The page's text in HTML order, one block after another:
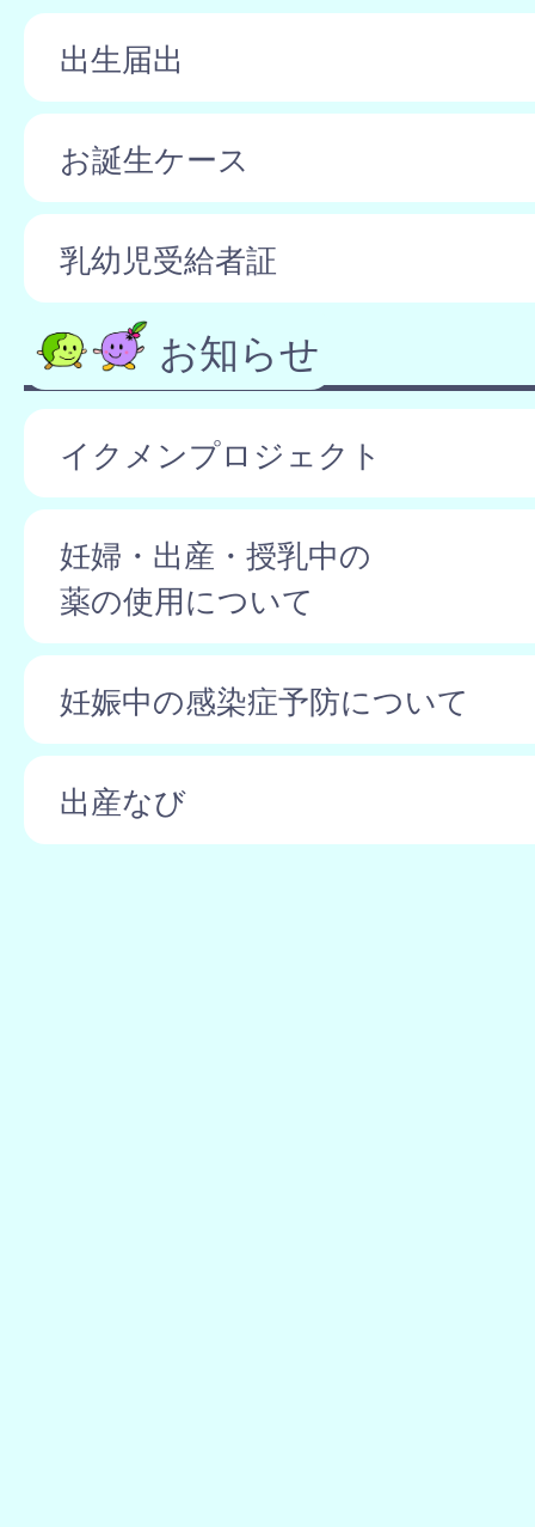
出生届出
お誕生ケース
乳幼児受給者証
お知らせ
イクメンプロジェクト
妊婦・出産・授乳中の
薬の使用について
妊娠中の感染症予防について
出産なび